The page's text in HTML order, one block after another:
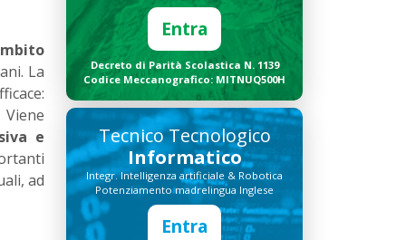
La
e
ad
Entra
Decreto di Parità Scolastica N. 1139
Codice Meccanografico: MITNUQ500H
Tecnico Tecnologico
Informatico
Integr. Intelligenza artificiale & Robotica
Potenziamento madrelingua Inglese
Entra